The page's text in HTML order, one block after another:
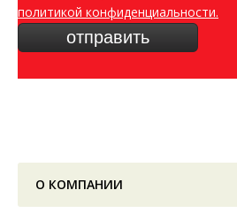
политикой конфиденциальности.
О КОМПАНИИ